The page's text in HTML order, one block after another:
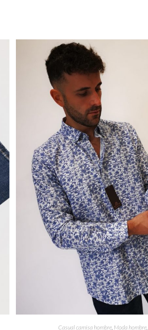
Casual camisa hombre, Moda hombre,